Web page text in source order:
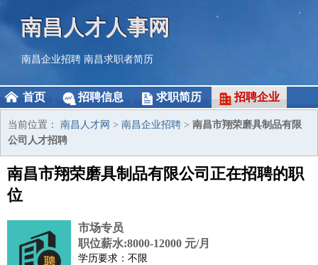
南昌人才人事网
南昌企业招聘 南昌求职者简历
首页 招聘信息 求职简历 招聘企业
当前位置： 南昌人才网 > 南昌企业招聘 > 南昌市翔荣磨具制品有限
公司人才招聘
南昌市翔荣磨具制品有限公司正在招聘的职
位
市场专员
职位薪水:8000-12000 元/月
学历要求：不限